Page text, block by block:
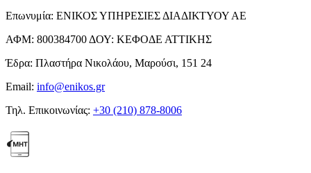
Επωνυμία: ΕΝΙΚΟΣ ΥΠΗΡΕΣΙΕΣ ΔΙΑΔΙΚΤΥΟΥ ΑΕ
ΑΦΜ: 800384700 ΔΟΥ: ΚΕΦΟΔΕ ΑΤΤΙΚΗΣ
Έδρα: Πλαστήρα Νικολάου, Μαρούσι, 151 24
Email: info@enikos.gr
Τηλ. Επικοινωνίας: +30 (210) 878-8006